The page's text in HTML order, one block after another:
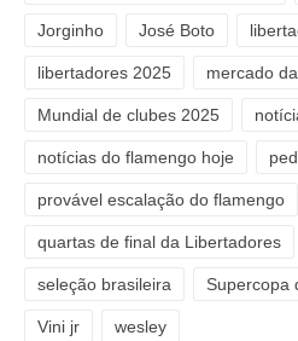
Jorginho José Boto
libertadores 2025 mercado
Mundial de clubes 2025
notícias do flamengo hoje
provável escalação do flamengo
quartas de final da Libertadores
seleção brasileira Supercopa
Vini jr wesley